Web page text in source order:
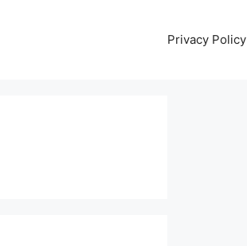
Privacy Policy